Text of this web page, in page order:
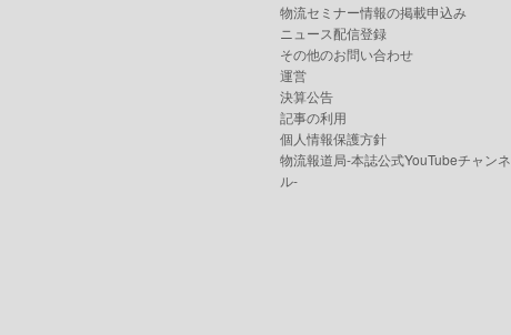
物流セミナー情報の掲載申込み
ニュース配信登録
その他のお問い合わせ
運営
決算公告
記事の利用
個人情報保護方針
物流報道局-本誌公式YouTubeチャンネ
ル-